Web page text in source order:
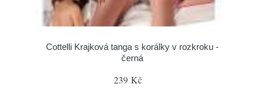
Cottelli Krajková tanga s korálky v rozkroku -
černá
239 Kč